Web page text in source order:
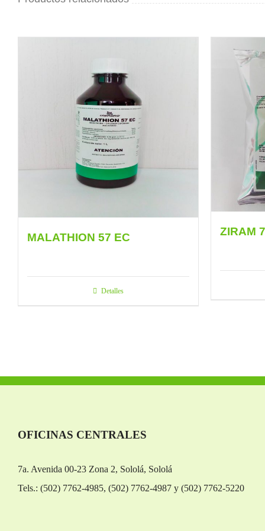
MALATHION 57 EC
Detalles
ZIRAM
OFICINAS CENTRALES
7a. Avenida 00-23 Zona 2, Sololá, Sololá
Tels.: (502) 7762-4985, (502) 7762-4987 y (502) 7762-5220